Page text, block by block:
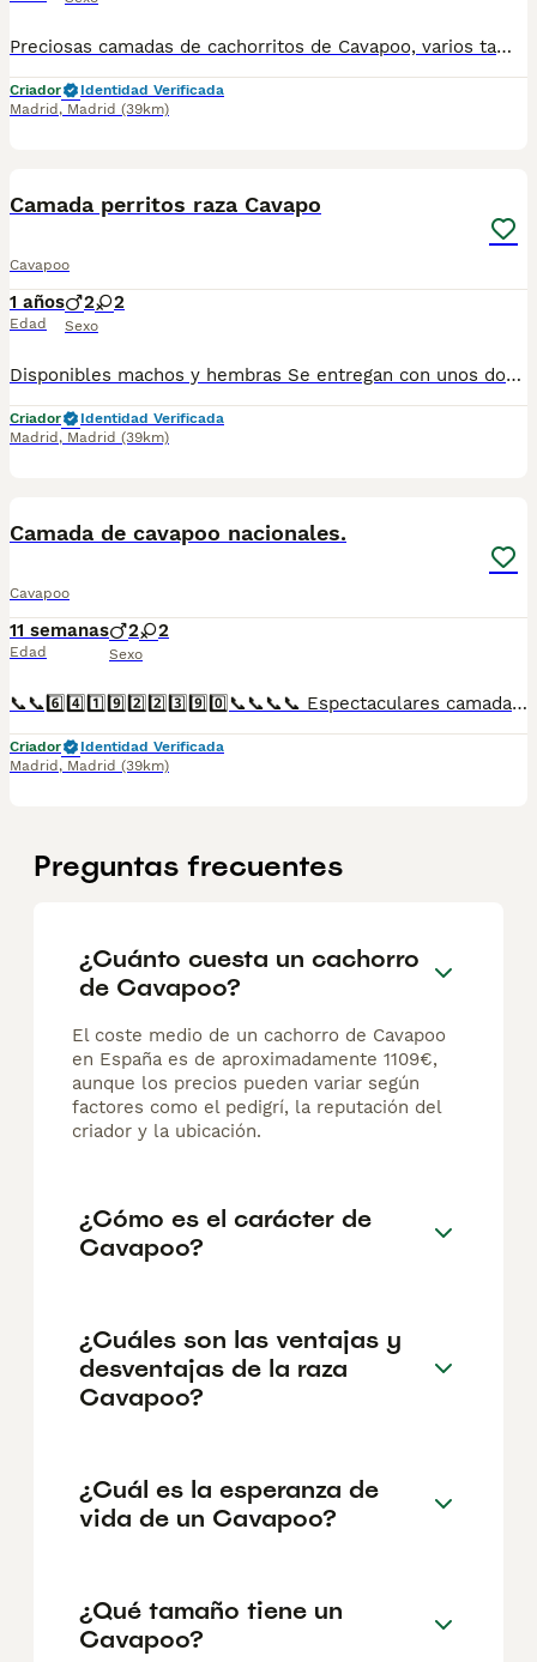
Preciosas camadas de cachorritos de Cavapoo, varios tamaños y colores. Disponibles tanto machos como hembras. Especializados en perros de raza pequeña de cría nacional (no de países del este), de cría familiar y buenas prácticas. Los perritos se entregan con unos dos meses de edad y sus vacunas correspondientes, desparasitados y certificado de salud. Se entregan en toda España con transporte de alta calidad preparado para animales, van en vehículo climatizado con chófer particular a cargo del comprado. Los precios varían en función de la morfología, el tamaño, el color y las características de cada cachorro. Si tienes dudas o consultas sobre la raza, podemos resolver tus dudas por teléfono o whatsapp: : 641 92 23 90 Precios a partir de 1000€
Criador
Identidad Verificada
Madrid , Madrid (39km)
Camada perritos raza Cavapo
Cavapoo
1 años
Edad
2 2
Sexo
Disponibles machos y hembras Se entregan con unos dos meses y medio de edad y sus vacunas correspondientes, desparasitados, certificado de salud, garantías por escrito tanto por enfermedad vírica como congénito genética. Todos los cachorros son descendientes de las mejores líneas nacionales, criados por profesionales expertos. Se entregan en toda España con transporte propio de alta calidad preparado para animales, van en vehículo climatizado con chófer particular a cargo del comprador. Teléfono / Whats app: 641 92 23 90 Precio a partir de 1000€
Criador
Identidad Verificada
Madrid , Madrid (39km)
Camada de cavapoo nacionales.
Cavapoo
11 semanas
Edad
2 2
Sexo
📞📞6️⃣4️⃣1️⃣9️⃣2️⃣2️⃣3️⃣9️⃣0️⃣📞📞📞📞 Espectaculares camadas de perritos de machos y hembras de cavapoo nacionales descendientes de las mejores líneas de sangre. Disponibles tanto hembras como machos. Las camadas están bajo supervisión veterinaria desde su nacimiento hasta que son entregadas a su nueva familia. Criados por un equipo de profesionales y mejores personas que, con más de 20 años de experiencia , cuidan a los animales por vocación, aplicando una cría ética y responsable para que cada cachorro se desarrolle con la mejor salud y con un buen temperamento. Todos los cachorritos se entregan con unos dos meses y medio de edad y sus vacunas correspondientes, desparasitados interna y externamente, con certificado de salud, y garantía tanto por enfermedad vírica como congénito genética. Posibilidad de entregar en toda España mediante transporte propio preparado para animales y con chofer privado. Los precios pueden variar según las características y morfología de cada cachorro. Añádenos al whats app o llámanos, y encantados atenderemos todas tus dudas y consultas. Teléfono / Whats app: 641 92 23 90
Criador
Identidad Verificada
Madrid , Madrid (39km)
Preguntas frecuentes
¿Cuánto cuesta un cachorro
de Cavapoo?
El coste medio de un cachorro de Cavapoo
en España es de aproximadamente 1109€,
aunque los precios pueden variar según
factores como el pedigrí, la reputación del
criador y la ubicación.
¿Cómo es el carácter de
Cavapoo?
¿Cuáles son las ventajas y
desventajas de la raza
Cavapoo?
¿Cuál es la esperanza de
vida de un Cavapoo?
¿Qué tamaño tiene un
Cavapoo?